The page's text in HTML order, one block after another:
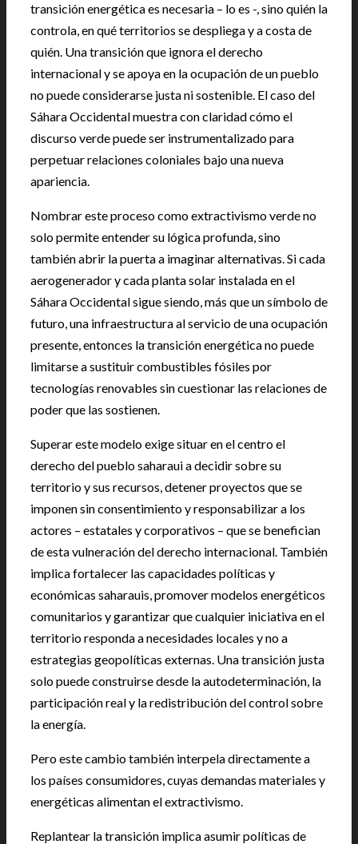
transición energética es necesaria – lo es -, sino quién la
controla, en qué territorios se despliega y a costa de
quién. Una transición que ignora el derecho
internacional y se apoya en la ocupación de un pueblo
no puede considerarse justa ni sostenible. El caso del
Sáhara Occidental muestra con claridad cómo el
discurso verde puede ser instrumentalizado para
perpetuar relaciones coloniales bajo una nueva
apariencia.
Nombrar este proceso como extractivismo verde no
solo permite entender su lógica profunda, sino
también abrir la puerta a imaginar alternativas. Si cada
aerogenerador y cada planta solar instalada en el
Sáhara Occidental sigue siendo, más que un símbolo de
futuro, una infraestructura al servicio de una ocupación
presente, entonces la transición energética no puede
limitarse a sustituir combustibles fósiles por
tecnologías renovables sin cuestionar las relaciones de
poder que las sostienen.
Superar este modelo exige situar en el centro el
derecho del pueblo saharaui a decidir sobre su
territorio y sus recursos, detener proyectos que se
imponen sin consentimiento y responsabilizar a los
actores – estatales y corporativos – que se benefician
de esta vulneración del derecho internacional. También
implica fortalecer las capacidades políticas y
económicas saharauis, promover modelos energéticos
comunitarios y garantizar que cualquier iniciativa en el
territorio responda a necesidades locales y no a
estrategias geopolíticas externas. Una transición justa
solo puede construirse desde la autodeterminación, la
participación real y la redistribución del control sobre
la energía.
Pero este cambio también interpela directamente a
los países consumidores, cuyas demandas materiales y
energéticas alimentan el extractivismo.
Replantear la transición implica asumir políticas de